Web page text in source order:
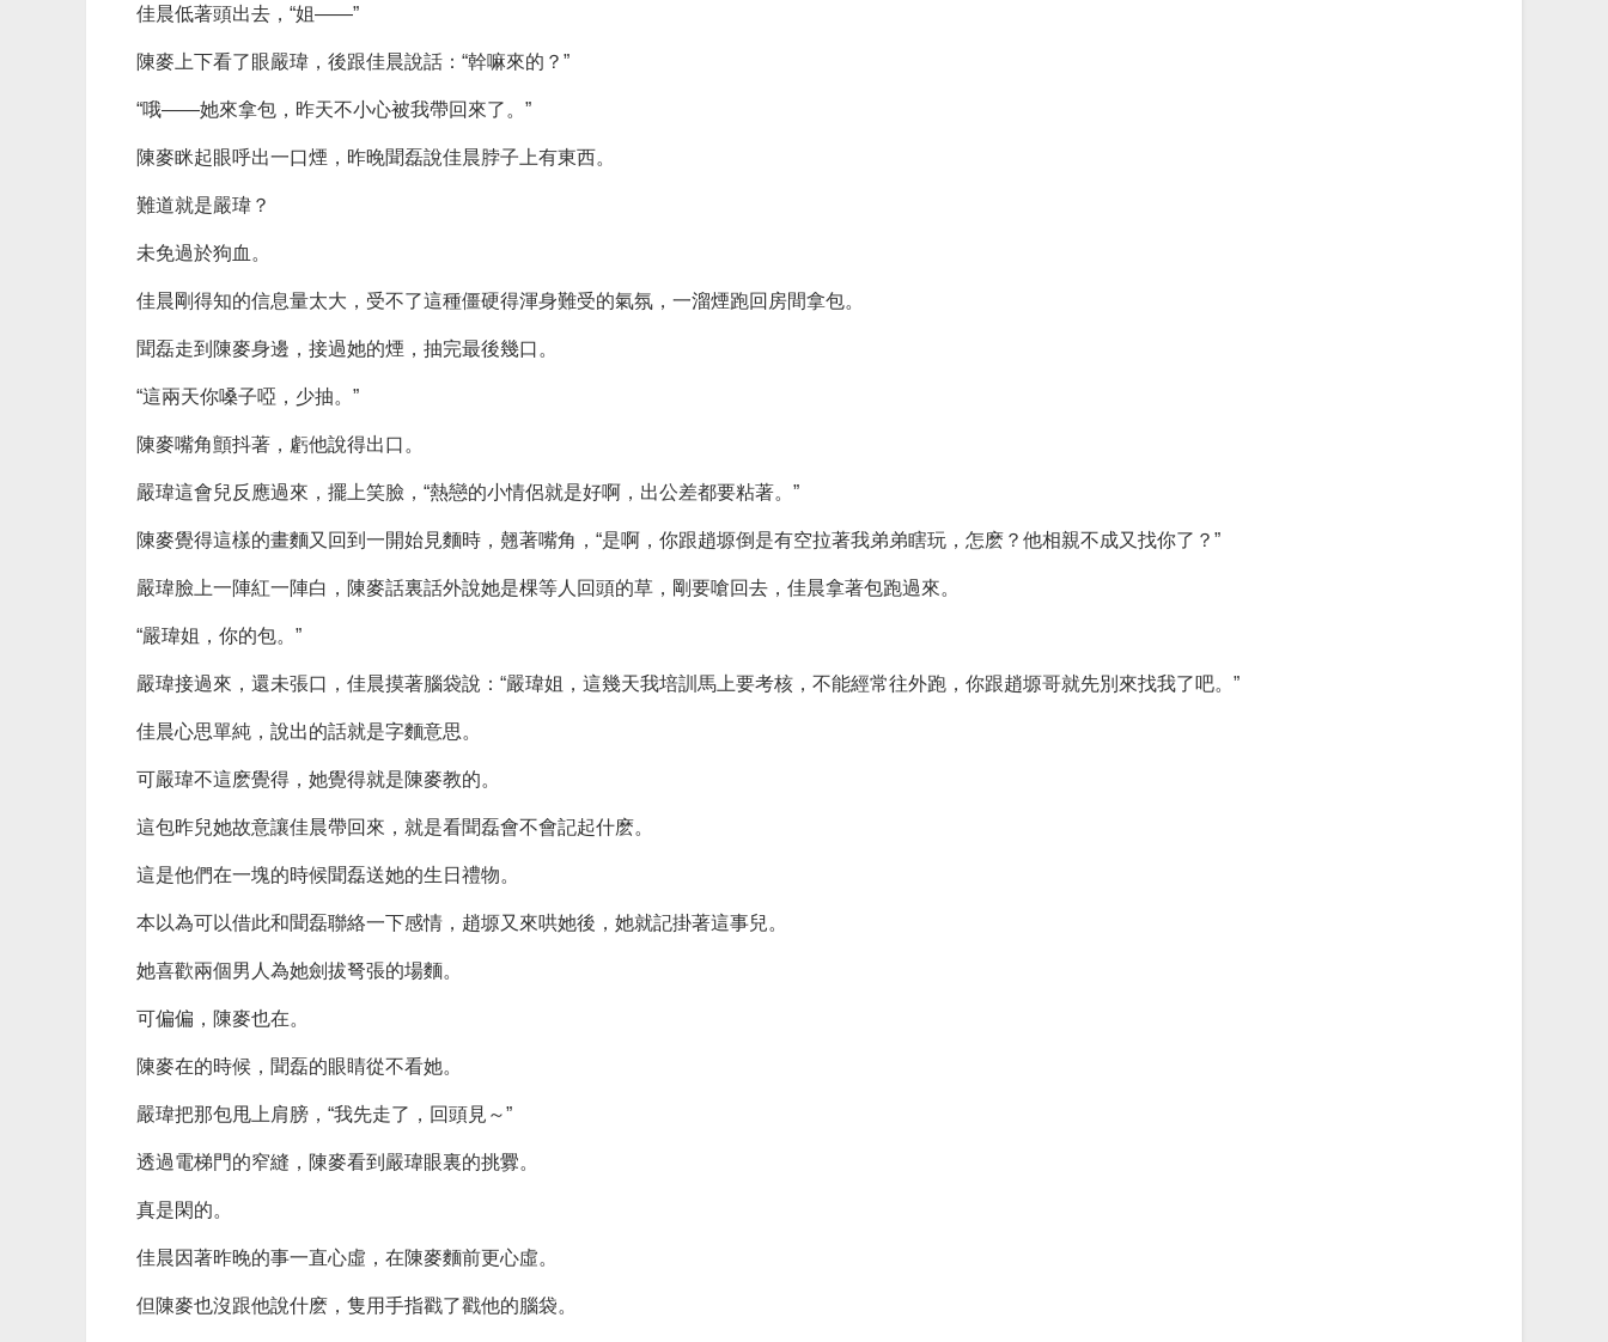
佳晨低著頭出去，“姐——”
陳麥上下看了眼嚴瑋，後跟佳晨說話：“幹嘛來的？”
“哦——她來拿包，昨天不小心被我帶回來了。”
陳麥眯起眼呼出一口煙，昨晚聞磊說佳晨脖子上有東西。
難道就是嚴瑋？
未免過於狗血。
佳晨剛得知的信息量太大，受不了這種僵硬得渾身難受的氣氛，一溜煙跑回房間拿包。
聞磊走到陳麥身邊，接過她的煙，抽完最後幾口。
“這兩天你嗓子啞，少抽。”
陳麥嘴角顫抖著，虧他說得出口。
嚴瑋這會兒反應過來，擺上笑臉，“熱戀的小情侶就是好啊，出公差都要粘著。”
陳麥覺得這樣的畫麵又回到一開始見麵時，翹著嘴角，“是啊，你跟趙塬倒是有空拉著我弟弟瞎玩，怎麽？他相親不成又找你了？”
嚴瑋臉上一陣紅一陣白，陳麥話裏話外說她是棵等人回頭的草，剛要嗆回去，佳晨拿著包跑過來。
“嚴瑋姐，你的包。”
嚴瑋接過來，還未張口，佳晨摸著腦袋說：“嚴瑋姐，這幾天我培訓馬上要考核，不能經常往外跑，你跟趙塬哥就先別來找我了吧。”
佳晨心思單純，說出的話就是字麵意思。
可嚴瑋不這麽覺得，她覺得就是陳麥教的。
這包昨兒她故意讓佳晨帶回來，就是看聞磊會不會記起什麽。
這是他們在一塊的時候聞磊送她的生日禮物。
本以為可以借此和聞磊聯絡一下感情，趙塬又來哄她後，她就記掛著這事兒。
她喜歡兩個男人為她劍拔弩張的場麵。
可偏偏，陳麥也在。
陳麥在的時候，聞磊的眼睛從不看她。
嚴瑋把那包甩上肩膀，“我先走了，回頭見～”
透過電梯門的窄縫，陳麥看到嚴瑋眼裏的挑釁。
真是閑的。
佳晨因著昨晚的事一直心虛，在陳麥麵前更心虛。
但陳麥也沒跟他說什麽，隻用手指戳了戳他的腦袋。